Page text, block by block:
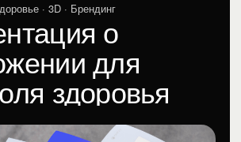
· 3D · Брендинг
о
для
здоровья